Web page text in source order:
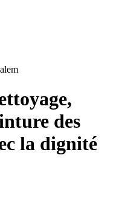
des
la dignité